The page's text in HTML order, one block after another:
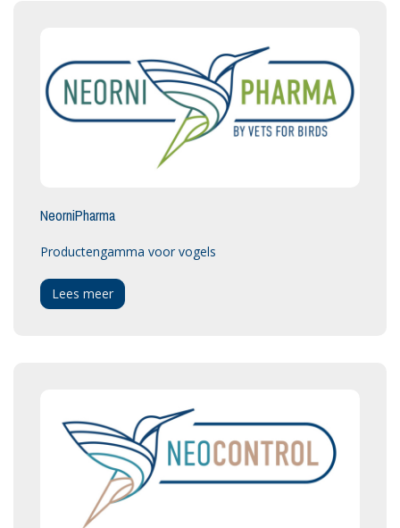
NeorniPharma
Productengamma voor vogels
Lees meer